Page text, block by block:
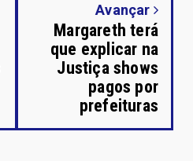
Avançar
Margareth terá
que explicar na
Justiça shows
pagos por
prefeituras